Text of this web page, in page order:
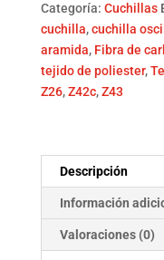
Max.
Profundidad
de
corte:
Categoría: Cuchillas
cuchilla,cuchilla
aramida, Fibra de
tejido de poliester,
Z26,Z42c,Z43
Descripción
Información
Valoraciones (0)